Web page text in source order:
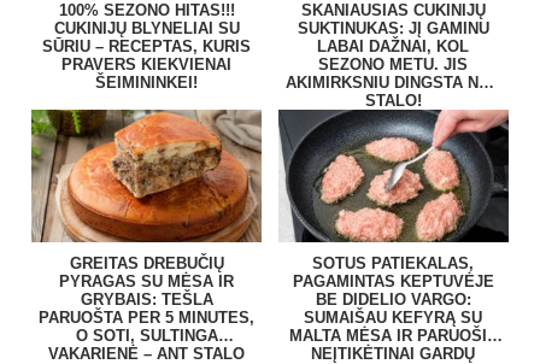
100% SEZONO HITAS!!!
CUKINIJŲ BLYNELIAI SU
SŪRIU – RECEPTAS, KURIS
PRAVERS KIEKVIENAI
ŠEIMININKEI!
SKANIAUSIAS CUKINIJŲ
SUKTINUKAS: JĮ GAMINU
LABAI DAŽNAI, KOL
SEZONO METU. JIS
AKIMIRKSNIU DINGSTA NUO
STALO!
GREITAS DREBUČIŲ
PYRAGAS SU MĖSA IR
GRYBAIS: TEŠLA
PARUOŠTA PER 5 MINUTES,
O SOTI, SULTINGA
VAKARIENĖ – ANT STALO
SOTUS PATIEKALAS,
PAGAMINTAS KEPTUVĖJE
BE DIDELIO VARGO:
SUMAIŠAU KEFYRĄ SU
MALTA MĖSA IR PARUOŠIU
NEĮTIKĖTINAI GARDŲ